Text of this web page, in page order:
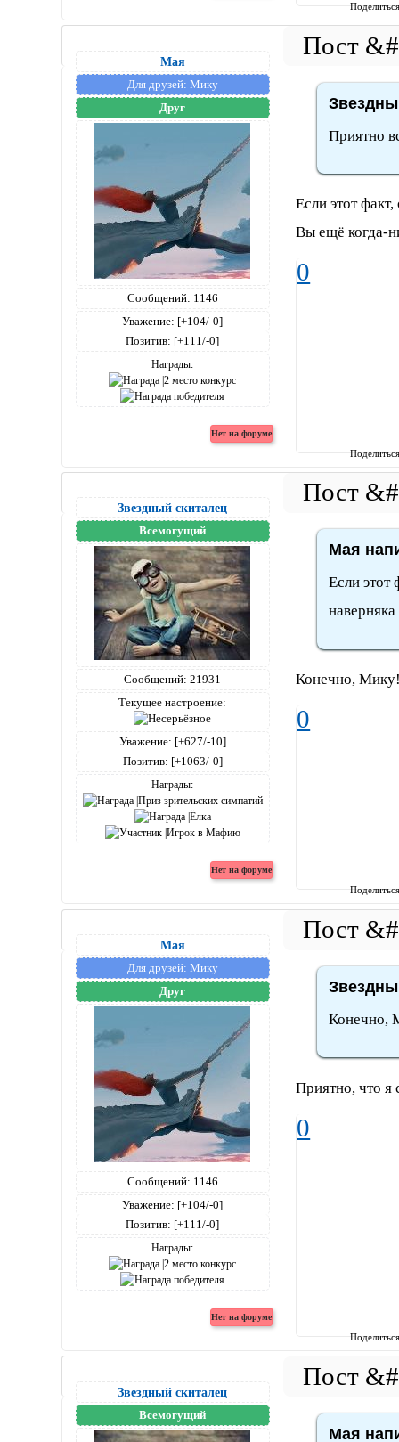
Мая
Для друзей: Мику
Друг
Сообщений: 1146
Уважение: [+104/-0]
Позитив: [+111/-0]
Награды:
Приятно
Если этот
Вы ещё когда-
0
Звездный скиталец
Всемогущий
Сообщений: 21931
Текущее настроение:
Уважение: [+627/-10]
Позитив: [+1063/-0]
Награды:
Мая
Если этот
Конечно,
0
Мая
Для друзей: Мику
Друг
Сообщений: 1146
Уважение: [+104/-0]
Позитив: [+111/-0]
Награды:
Конечно,
Приятно, что я
0
Звездный скиталец
Всемогущий
Мая